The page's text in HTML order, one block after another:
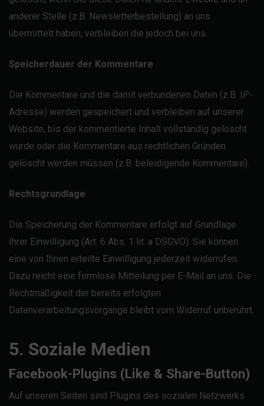
anderer Stelle (z.B. Newsletterbestellung) an uns
übermittelt haben, verbleiben die jedoch bei uns.
Speicherdauer der Kommentare
Die Kommentare und die damit verbundenen Daten (z.B. IP-
Adresse) werden gespeichert und verbleiben auf unserer
Website, bis der kommentierte Inhalt vollständig gelöscht
wurde oder die Kommentare aus rechtlichen Gründen
gelöscht werden müssen (z.B. beleidigende Kommentare).
Rechtsgrundlage
Die Speicherung der Kommentare erfolgt auf Grundlage
Ihrer Einwilligung (Art. 6 Abs. 1 lit. a DSGVO). Sie können
eine von Ihnen erteilte Einwilligung jederzeit widerrufen.
Dazu reicht eine formlose Mitteilung per E-Mail an uns. Die
Rechtmäßigkeit der bereits erfolgten
Datenverarbeitungsvorgänge bleibt vom Widerruf unberührt.
5. Soziale Medien
Facebook-Plugins (Like & Share-Button)
Auf unseren Seiten sind Plugins des sozialen Netzwerks